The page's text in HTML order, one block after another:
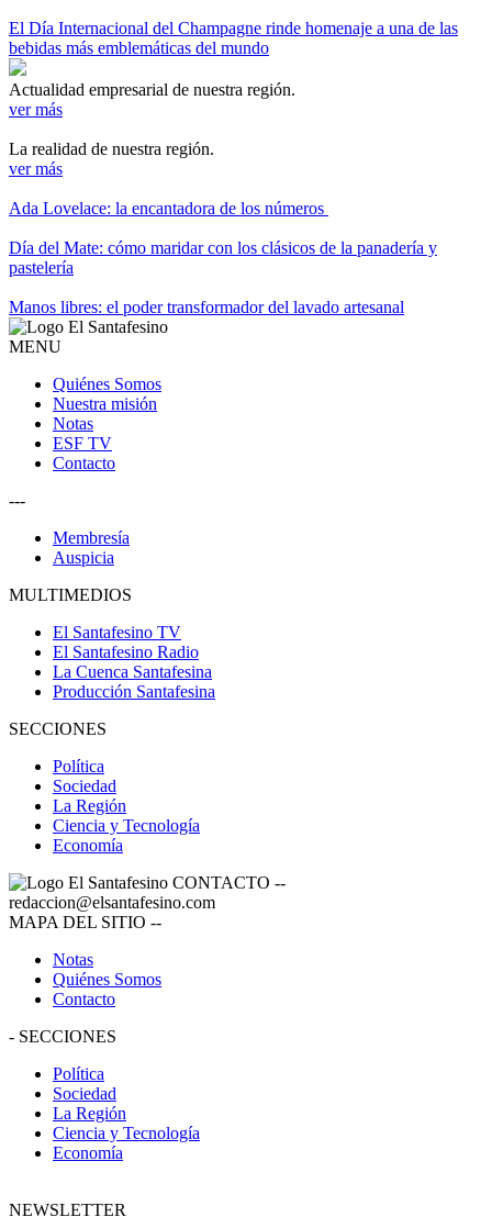
El Día Internacional del Champagne rinde homenaje a una de las
bebidas más emblemáticas del mundo
Actualidad empresarial de nuestra región.
ver más
La realidad de nuestra región.
ver más
Ada Lovelace: la encantadora de los números
Día del Mate: cómo maridar con los clásicos de la panadería y
pastelería
Manos libres: el poder transformador del lavado artesanal
MENU
Quiénes Somos
Nuestra misión
Notas
ESF TV
Contacto
---
Membresía
Auspicia
MULTIMEDIOS
El Santafesino TV
El Santafesino Radio
La Cuenca Santafesina
Producción Santafesina
SECCIONES
Política
Sociedad
La Región
Ciencia y Tecnología
Economía
CONTACTO --
redaccion@elsantafesino.com
MAPA DEL SITIO --
Notas
Quiénes Somos
Contacto
- SECCIONES
Política
Sociedad
La Región
Ciencia y Tecnología
Economía
NEWSLETTER